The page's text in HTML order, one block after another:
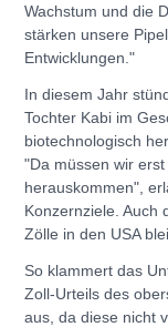
Wachstum und die
stärken unsere
Entwicklungen."
In diesem Jahr
Tochter Kabi im
biotechnologisch
"Da müssen wir
herauskommen",
Konzernziele. Auch
Zölle in den USA
So klammert das
Zoll-Urteils des
aus, da diese nicht